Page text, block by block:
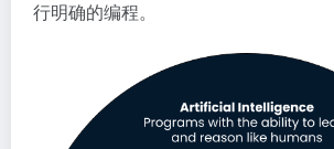
行明确的编程。